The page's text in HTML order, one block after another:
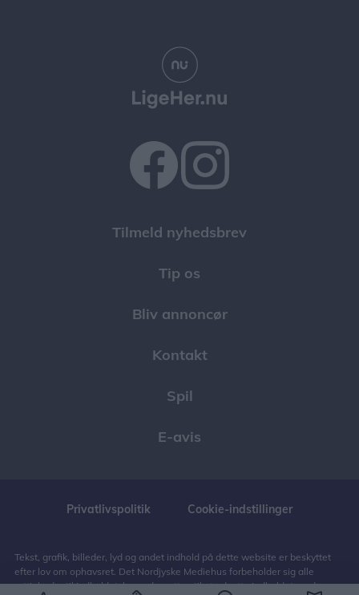
Tilmeld nyhedsbrev
Tip os
Bliv annoncør
Kontakt
Spil
E-avis
Privatlivspolitik Cookie-indstillinger
Tekst, grafik, billeder, lyd og andet indhold på dette website er beskyttet
efter lov om ophavsret. Det Nordjyske Mediehus forbeholder sig alle
rettigheder til indholdet, herunder retten til at udnytte indholdet med